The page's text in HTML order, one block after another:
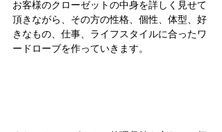
お客様のクローゼットの中身を詳しく見せて
頂きながら、その方の性格、個性、体型、好
きなもの、仕事、ライフスタイルに合ったワ
ードローブを作っていきます。